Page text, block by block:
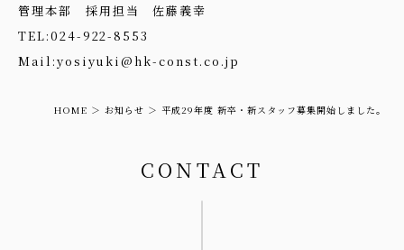
管理本部 採用担当 佐藤義幸
TEL:024-922-8553
Mail:yosiyuki@hk-const.co.jp
HOME お知らせ 平成29年度 新卒・新スタッフ募集開始しました。
CONTACT